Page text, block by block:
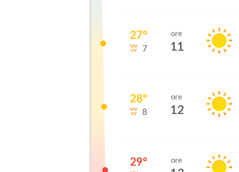
27°
7
ore
11
28°
8
ore
12
29° ore